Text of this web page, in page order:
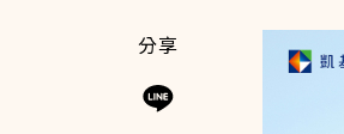
分享